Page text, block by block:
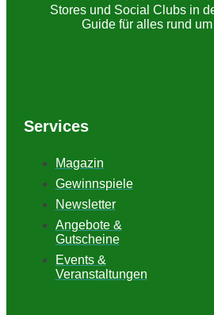
Stores und Social Clubs in
Guide für alles rund
Services
Magazin
Gewinnspiele
Newsletter
Angebote &
Gutscheine
Events &
Veranstaltungen